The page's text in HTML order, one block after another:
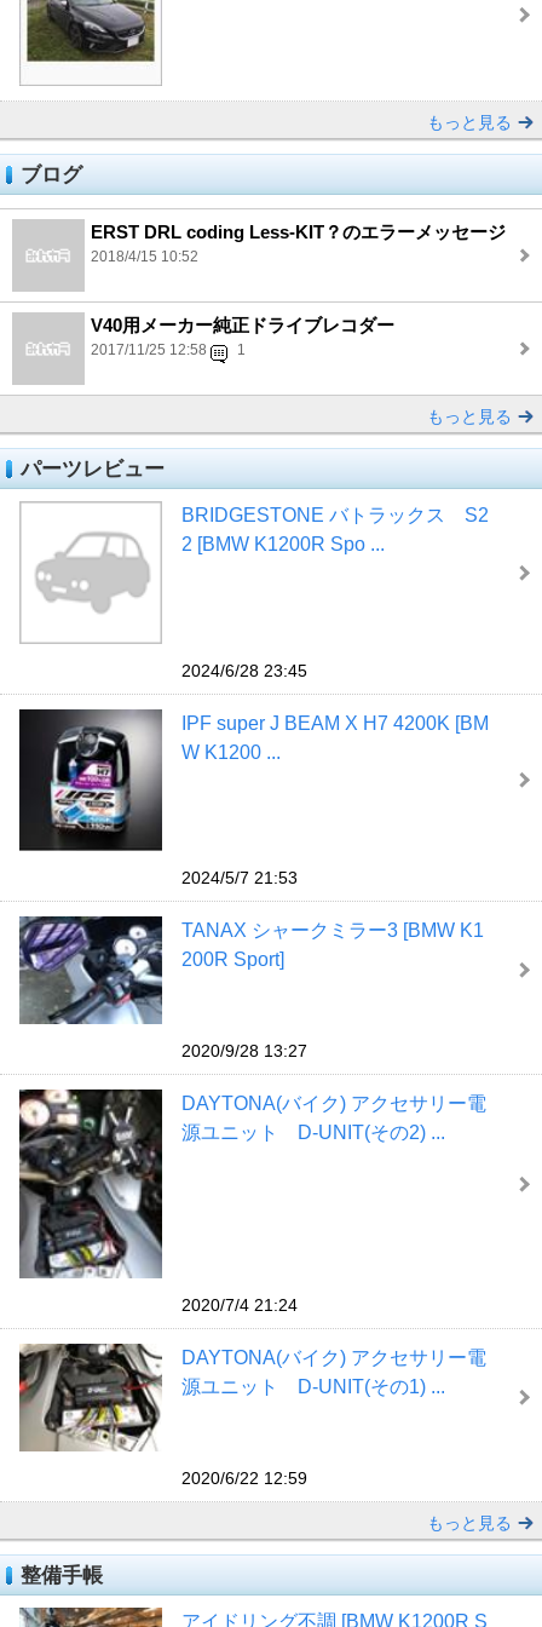
もっと見る
ブログ
ERST DRL coding Less-KIT？のエラーメッセージ
2018/4/15 10:52
V40用メーカー純正ドライブレコダー
2017/11/25 12:58 1
もっと見る
パーツレビュー
BRIDGESTONE バトラックス S2
2 [BMW K1200R Spo ...
2024/6/28 23:45
IPF super J BEAM X H7 4200K [BM
W K1200 ...
2024/5/7 21:53
TANAX シャークミラー3 [BMW K1
200R Sport]
2020/9/28 13:27
DAYTONA(バイク) アクセサリー電
源ユニット D-UNIT(その2) ...
2020/7/4 21:24
DAYTONA(バイク) アクセサリー電
源ユニット D-UNIT(その1) ...
2020/6/22 12:59
もっと見る
整備手帳
アイドリング不調 [BMW K1200R S